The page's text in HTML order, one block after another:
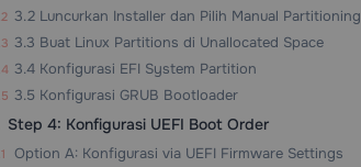
3.2 Luncurkan Installer dan Pilih Manual Partitioning
3.3 Buat Linux Partitions di Unallocated Space
3.4 Konfigurasi EFI System Partition
3.5 Konfigurasi GRUB Bootloader
Step 4: Konfigurasi UEFI Boot Order
Option A: Konfigurasi via UEFI Firmware Settings